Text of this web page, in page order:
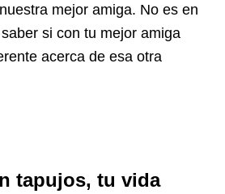
mejor amiga. No es en
si con tu mejor amiga
acerca de esa otra
tapujos, tu vida